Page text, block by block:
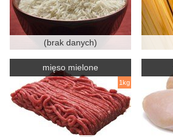
(brak danych)
mięso mielone
1kg